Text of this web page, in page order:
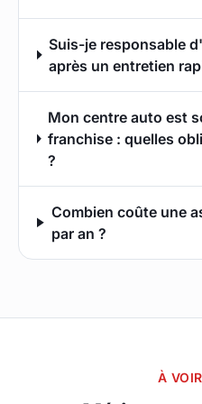
Suis-je responsable
après un entretien
Mon centre auto est
franchise : quelles
?
Combien coûte une
par an ?
À